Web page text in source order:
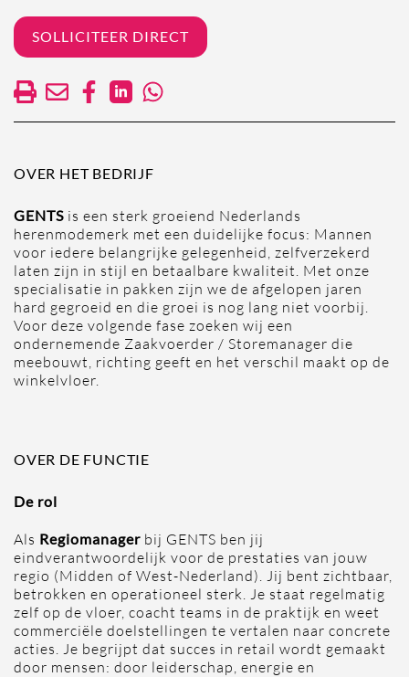
SOLLICITEER DIRECT
OVER HET BEDRIJF
GENTS is een sterk groeiend Nederlands
herenmodemerk met een duidelijke focus: Mannen
voor iedere belangrijke gelegenheid, zelfverzekerd
laten zijn in stijl en betaalbare kwaliteit. Met onze
specialisatie in pakken zijn we de afgelopen jaren
hard gegroeid en die groei is nog lang niet voorbij.
Voor deze volgende fase zoeken wij een
ondernemende Zaakvoerder / Storemanager die
meebouwt, richting geeft en het verschil maakt op de
winkelvloer.
OVER DE FUNCTIE
De rol
Als Regiomanager bij GENTS ben jij
eindverantwoordelijk voor de prestaties van jouw
regio (Midden of West-Nederland). Jij bent zichtbaar,
betrokken en operationeel sterk. Je staat regelmatig
zelf op de vloer, coacht teams in de praktijk en weet
commerciële doelstellingen te vertalen naar concrete
acties. Je begrijpt dat succes in retail wordt gemaakt
door mensen: door leiderschap, energie en